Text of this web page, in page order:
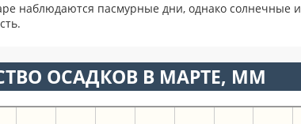
наблюдаются пасмурные дни, однако солнечные и
ОСАДКОВ В МАРТЕ, ММ